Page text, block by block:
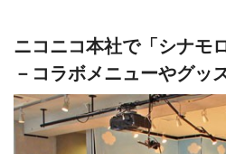
ニコニコ本社で「シナモ
－コラボメニューやグッ